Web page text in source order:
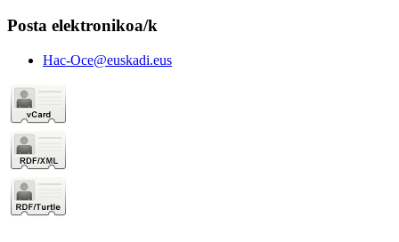
Posta elektronikoa/k
Hac-Oce@euskadi.eus